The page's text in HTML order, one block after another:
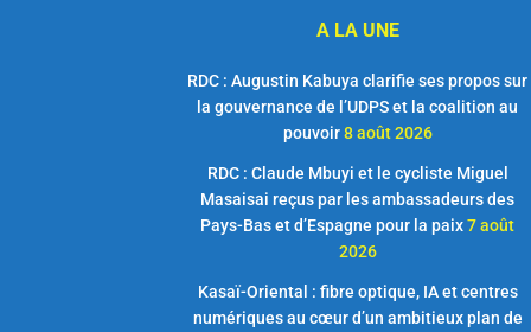
A LA UNE
RDC : Augustin Kabuya clarifie ses propos sur
la gouvernance de l’UDPS et la coalition au
pouvoir 8 août 2026
RDC : Claude Mbuyi et le cycliste Miguel
Masaisai reçus par les ambassadeurs des
Pays-Bas et d’Espagne pour la paix7 août
2026
Kasaï-Oriental : fibre optique, IA et centres
numériques au cœur d’un ambitieux plan de